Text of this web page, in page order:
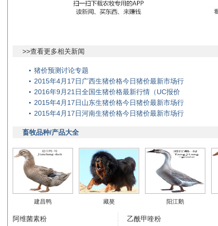
>>查看更多相关新闻
猪价预测讨论专题
2015年4月17日广西生猪价格今日猪价最新市场行
2016年9月21日全国生猪价格最新行情（UC报价
2015年4月17日山东生猪价格今日猪价最新市场行
2015年4月17日河南生猪价格今日猪价最新市场行
畜牧品种/产品大全
建昌鸭 藏獒 阳江鹅
阿维菌素粉
乙酰甲喹粉